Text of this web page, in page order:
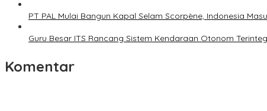
PT PAL Mulai Bangun Kapal Selam Scorpène, Indonesia
Guru Besar ITS Rancang Sistem Kendaraan Otonom
Komentar